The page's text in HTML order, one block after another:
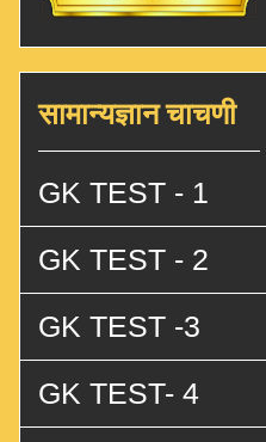
सामान्यज्ञान चाचणी
GK TEST - 1
GK TEST - 2
GK TEST -3
GK TEST- 4